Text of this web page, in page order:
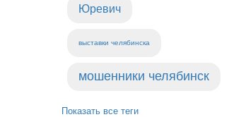
Юревич
выставки челябинска
мошенники челябинск
Показать все теги